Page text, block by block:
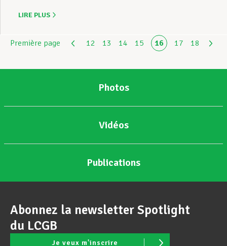
LIRE PLUS
Première page 12 13 14 15 16 17 18
Photos
Vidéos
Publications
Abonnez la newsletter Spotlight
du LCGB
Je veux m'inscrire